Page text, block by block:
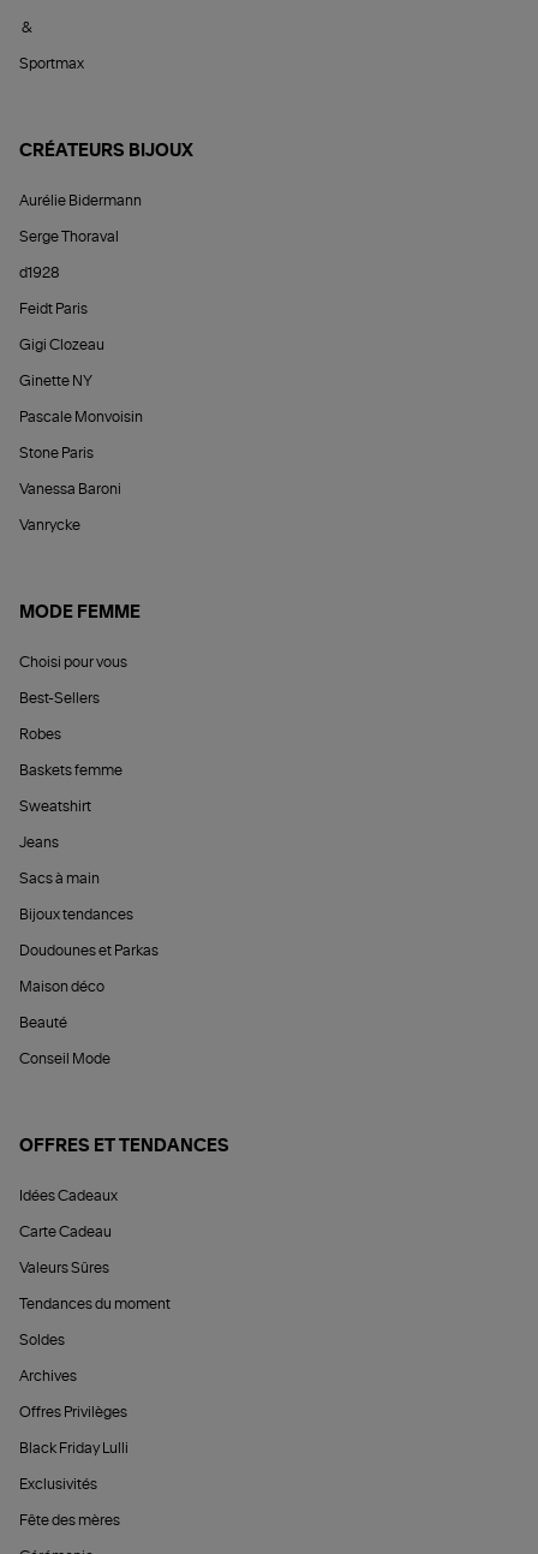
&
Sportmax
CRÉATEURS BIJOUX
Aurélie Bidermann
Serge Thoraval
d1928
Feidt Paris
Gigi Clozeau
Ginette NY
Pascale Monvoisin
Stone Paris
Vanessa Baroni
Vanrycke
MODE FEMME
Choisi pour vous
Best-Sellers
Robes
Baskets femme
Sweatshirt
Jeans
Sacs à main
Bijoux tendances
Doudounes et Parkas
Maison déco
Beauté
Conseil Mode
OFFRES ET TENDANCES
Idées Cadeaux
Carte Cadeau
Valeurs Sûres
Tendances du moment
Soldes
Archives
Offres Privilèges
Black Friday Lulli
Exclusivités
Fête des mères